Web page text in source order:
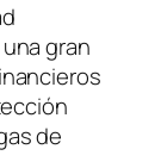
gran
de